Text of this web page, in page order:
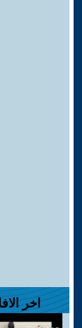
اخر